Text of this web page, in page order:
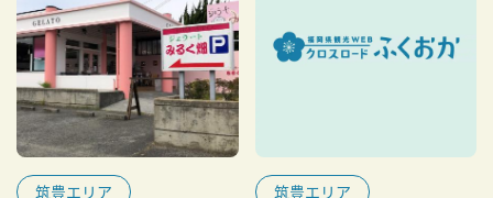
筑豊エリア 筑豊エリア